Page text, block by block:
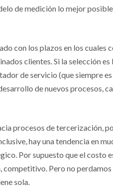
de medición lo mejor
con los plazos en los cuales
clientes. Si la selección es
de servicio (que siempre es
de nuevos procesos,
procesos de tercerización,
hay una tendencia en
Por supuesto que el costo
competitivo. Pero no
sola.